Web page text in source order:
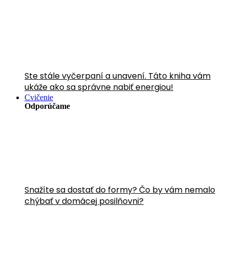
Ste stále vyčerpaní a unavení. Táto kniha vám
ukáže ako sa správne nabiť energiou!
Cvičenie
Odporúčame
Snažíte sa dostať do formy? Čo by vám nemalo
chýbať v domácej posilňovni?